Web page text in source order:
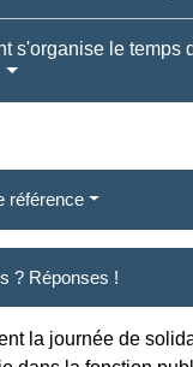
s'organise le temps
référence
? Réponses !
la journée de